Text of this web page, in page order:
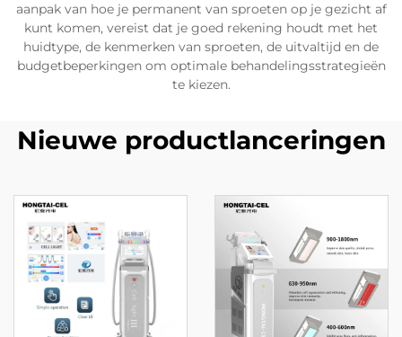
aanpak van hoe je permanent van sproeten op je gezicht af
kunt komen, vereist dat je goed rekening houdt met het
huidtype, de kenmerken van sproeten, de uitvaltijd en de
budgetbeperkingen om optimale behandelingsstrategieën
te kiezen.
Nieuwe productlanceringen